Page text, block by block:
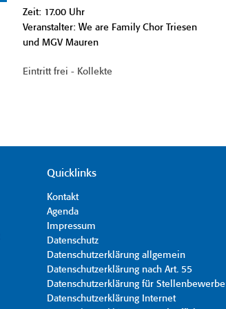
Zeit: 17.00 Uhr
Veranstalter: We are Family Chor Triesen
und MGV Mauren
Eintritt frei - Kollekte
Quicklinks
Kontakt
Agenda
Impressum
Datenschutz
Datenschutzerklärung allgemein
Datenschutzerklärung nach Art. 55
Datenschutzerklärung für
Datenschutzerklärung Internet